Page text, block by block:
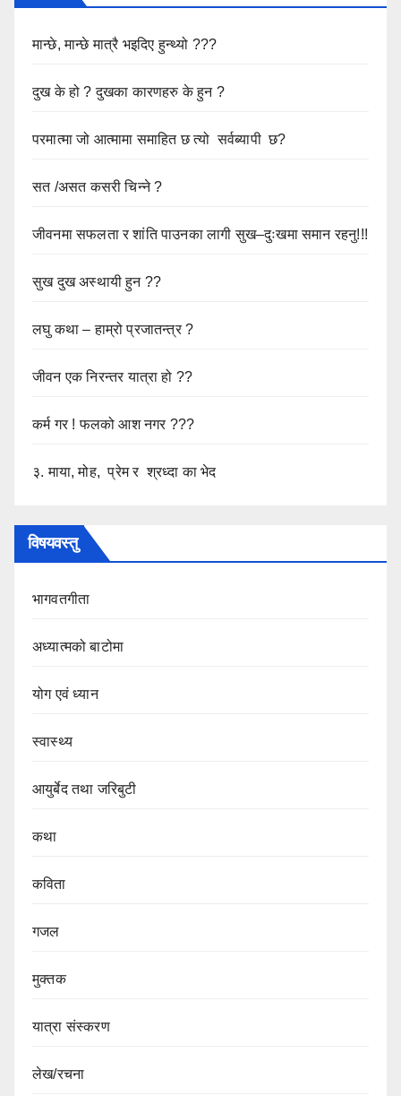
मान्छे, मान्छे मात्रै भइदिए हुन्थ्यो ???
दुख के हो ? दुखका कारणहरु के हुन ?
परमात्मा जो आत्मामा समाहित छ त्यो सर्वब्यापी छ?
सत /असत कसरी चिन्ने ?
जीवनमा सफलता र शांति पाउनका लागी सुख–दुःखमा समान रहनु!!!
सुख दुख अस्थायी हुन ??
लघु कथा – हाम्रो प्रजातन्त्र ?
जीवन एक निरन्तर यात्रा हो ??
कर्म गर ! फलको आश नगर ???
३. माया, मोह, प्रेम र श्रध्दा का भेद
विषयवस्तु
भागवतगीता
अध्यात्मको बाटोमा
योग एवं ध्यान
स्वास्थ्य
आयुर्बेद तथा जरिबुटी
कथा
कविता
गजल
मुक्तक
यात्रा संस्करण
लेख/रचना